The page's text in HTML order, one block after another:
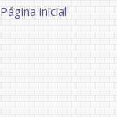
Página inicial